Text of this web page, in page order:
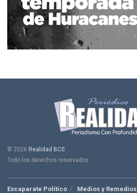
© 2026 Realidad BCS
Todo los derechos reservados
Escaparate Político Medios y Remedios